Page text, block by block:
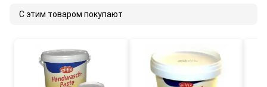
С этим товаром покупают